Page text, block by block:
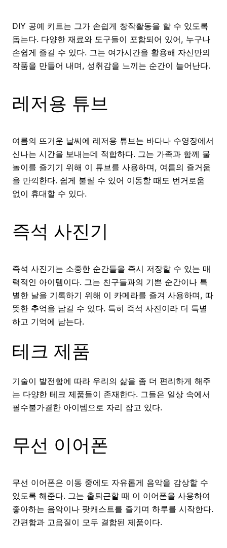
DIY 공예 키트는 그가 손쉽게 창작활동을 할 수 있도록
돕는다. 다양한 재료와 도구들이 포함되어 있어, 누구나
손쉽게 즐길 수 있다. 그는 여가시간을 활용해 자신만의
작품을 만들어 내며, 성취감을 느끼는 순간이 늘어난다.
레저용 튜브
여름의 뜨거운 날씨에 레저용 튜브는 바다나 수영장에서
신나는 시간을 보내는데 적합하다. 그는 가족과 함께 물
놀이를 즐기기 위해 이 튜브를 사용하며, 여름의 즐거움
을 만끽한다. 쉽게 불릴 수 있어 이동할 때도 번거로움
없이 휴대할 수 있다.
즉석 사진기
즉석 사진기는 소중한 순간들을 즉시 저장할 수 있는 매
력적인 아이템이다. 그는 친구들과의 기쁜 순간이나 특
별한 날을 기록하기 위해 이 카메라를 즐겨 사용하며, 따
뜻한 추억을 남길 수 있다. 특히 즉석 사진이라 더 특별
하고 기억에 남는다.
테크 제품
기술이 발전함에 따라 우리의 삶을 좀 더 편리하게 해주
는 다양한 테크 제품들이 존재한다. 그들은 일상 속에서
필수불가결한 아이템으로 자리 잡고 있다.
무선 이어폰
무선 이어폰은 이동 중에도 자유롭게 음악을 감상할 수
있도록 해준다. 그는 출퇴근할 때 이 이어폰을 사용하여
좋아하는 음악이나 팟캐스트를 즐기며 하루를 시작한다.
간편함과 고음질이 모두 결합된 제품이다.